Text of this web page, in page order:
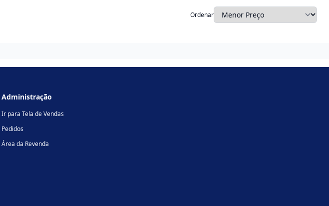
Ordenar
Administração
Ir para Tela de Vendas
Pedidos
Área da Revenda